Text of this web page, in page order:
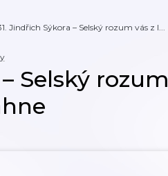
Jindřich Sýkora – Selský rozum vás z l...
Selský rozum